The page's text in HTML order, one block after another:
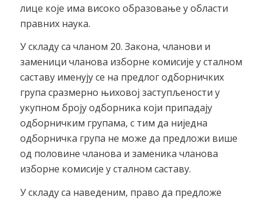
лице које има високо образовање у области
правних наука.
У складу са чланом 20. Закона, чланови и
заменици чланова изборне комисије у сталном
саставу именују се на предлог одборничких
група сразмерно њиховој заступљености у
укупном броју одборника који припадају
одборничким групама, с тим да ниједна
одборничка група не може да предложи више
од половине чланова и заменика чланова
изборне комисије у сталном саставу.
У складу са наведеним, право да предложе